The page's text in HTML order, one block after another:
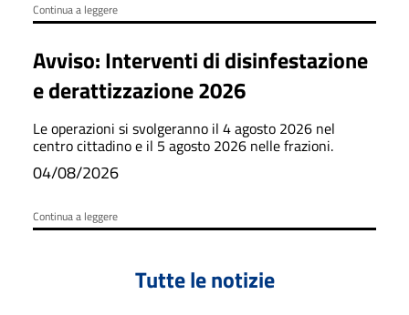
Continua a leggere
Avviso: Interventi di disinfestazione
e derattizzazione 2026
Le operazioni si svolgeranno il 4 agosto 2026 nel
centro cittadino e il 5 agosto 2026 nelle frazioni.
04/08/2026
Continua a leggere
Tutte le notizie